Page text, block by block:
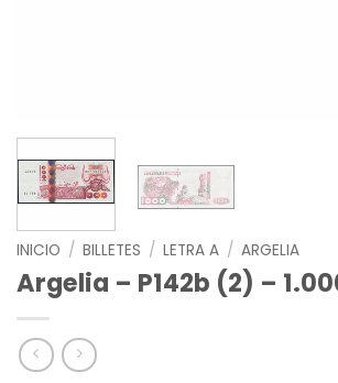
INICIO / BILLETES / LETRA A / ARGELIA
Argelia – P142b (2) –